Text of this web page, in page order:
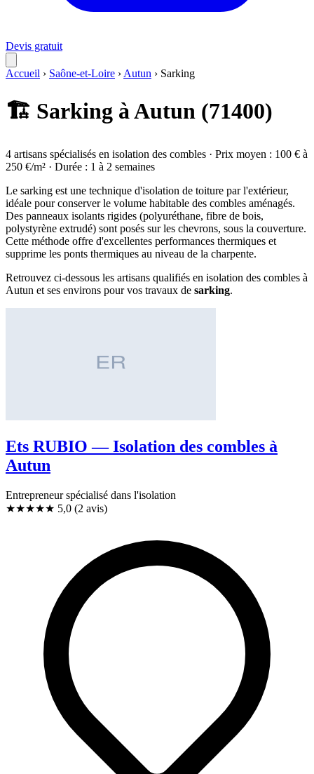
Devis gratuit
Accueil › Saône-et-Loire › Autun › Sarking
🏗️ Sarking à Autun (71400)
4 artisans spécialisés en isolation des combles · Prix moyen : 100 € à
250 €/m² · Durée : 1 à 2 semaines
Le sarking est une technique d'isolation de toiture par l'extérieur,
idéale pour conserver le volume habitable des combles aménagés.
Des panneaux isolants rigides (polyuréthane, fibre de bois,
polystyrène extrudé) sont posés sur les chevrons, sous la couverture.
Cette méthode offre d'excellentes performances thermiques et
supprime les ponts thermiques au niveau de la charpente.
Retrouvez ci-dessous les artisans qualifiés en isolation des combles à
Autun et ses environs pour vos travaux de sarking.
Ets RUBIO — Isolation des combles à
Autun
Entrepreneur spécialisé dans l'isolation
★★★★★ 5,0 (2 avis)